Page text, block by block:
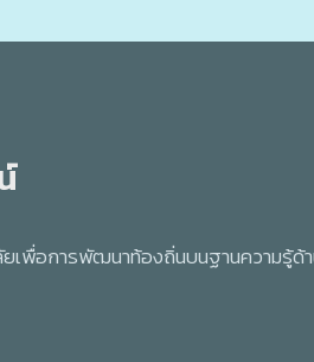
ยเพื่อการพัฒนาท้องถิ่นบนฐานความรู้ด้